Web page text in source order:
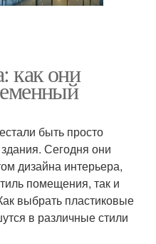
как они
быть просто
Сегодня они
дизайна интерьера,
помещения, так и
выбрать пластиковые
в различные стили